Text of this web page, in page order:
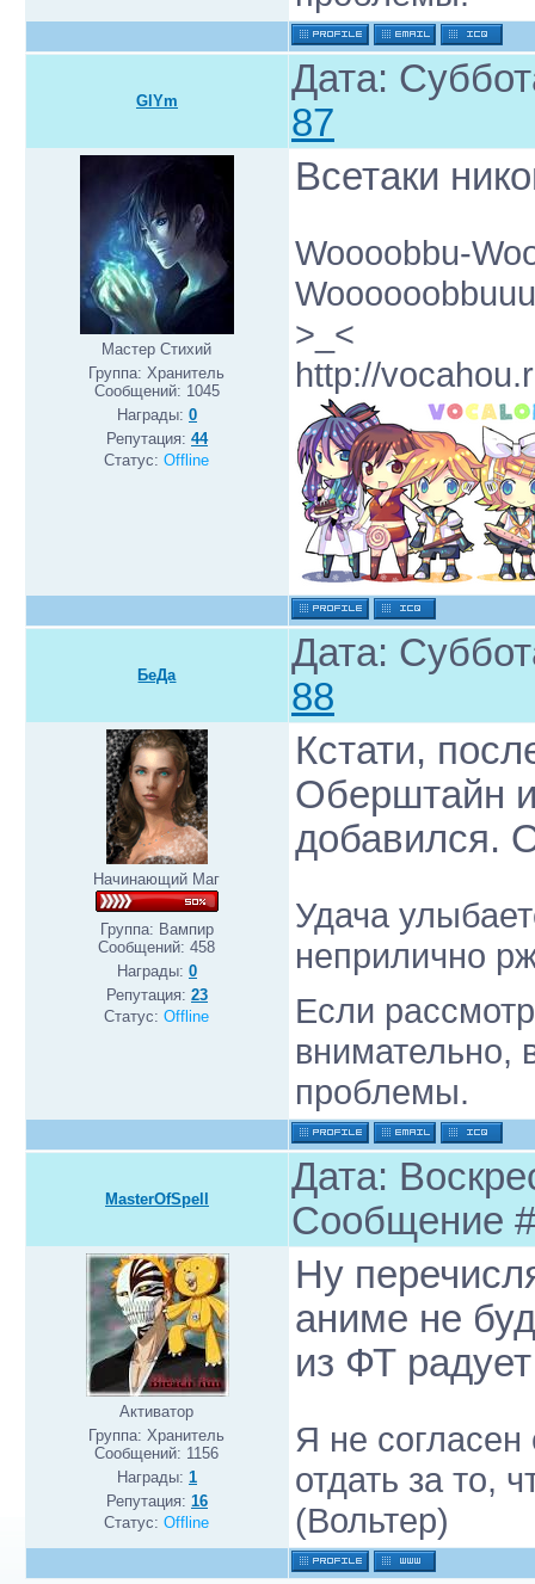
GlYm
Дата:
87
Мастер Стихий
Группа: Хранитель
Сообщений: 1045
Награды: 0
Репутация: 44
Статус:Offline
Всетаки
Woooobbu-
>_<
http://
БеДа
Дата:
88
Начинающий Маг
Группа: Вампир
Сообщений:458
Награды: 0
Репутация: 23
Статус:Offline
Кстати,
Оберштайн
добавился.
Удача
неприлично
Если
внимательно,
проблемы.
MasterOfSpell
Дата:
Сообщение
Активатор
Группа: Хранитель
Сообщений: 1156
Награды: 1
Репутация: 16
Статус:Offline
Ну
аниме не
из ФТ
Я не
отдать за то,
(Вольтер)